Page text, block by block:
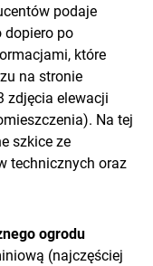
podaje
dopiero po
które
na stronie
zdjęcia elewacji
Na tej
szkice ze
technicznych oraz
ogrodu
(najczęściej